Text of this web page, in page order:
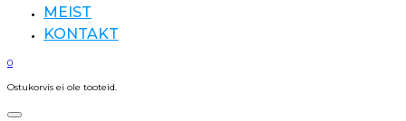
MEIST
KONTAKT
0
Ostukorvis ei ole tooteid.